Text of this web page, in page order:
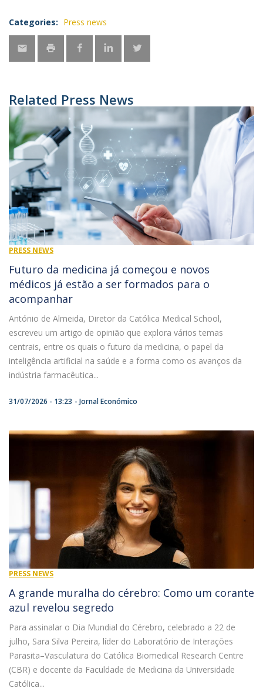
Categories: Press news
Related Press News
PRESS NEWS
Futuro da medicina já começou e novos
médicos já estão a ser formados para o
acompanhar
António de Almeida, Diretor da Católica Medical School,
escreveu um artigo de opinião que explora vários temas
centrais, entre os quais o futuro da medicina, o papel da
inteligência artificial na saúde e a forma como os avanços da
indústria farmacêutica...
31/07/2026 - 13:23 Jornal Económico
PRESS NEWS
A grande muralha do cérebro: Como um corante
azul revelou segredo
Para assinalar o Dia Mundial do Cérebro, celebrado a 22 de
julho, Sara Silva Pereira, líder do Laboratório de Interações
Parasita–Vasculatura do Católica Biomedical Research Centre
(CBR) e docente da Faculdade de Medicina da Universidade
Católica...